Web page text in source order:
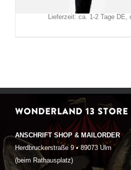
Lieferzeit: ca. 1-2 Tage DE,
WONDERLAND 13 STORE
ANSCHRIFT SHOP & MAILORDER
Herdbruckerstraße 9 • 89073 Ulm
(beim Rathausplatz)